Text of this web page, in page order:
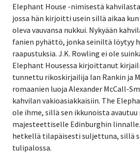
Elephant House -nimisestä
jossa hän kirjoitti usein sillä aikaa
oleva vauvansa nukkui. Nykyään
fanien pyhättö, jonka seiniltä löytyy
raapustuksia. J.K. Rowling ei ole
Elephant Housessa kirjoittanut
tunnettu rikoskirjailija Ian Rankin ja
romaanien luoja Alexander McCall-
kahvilan vakioasiakkaisiin. The
ole ihme, sillä sen ikkunoista avautuu
majesteettiselle Edinburghin
hetkellä tilapäisesti suljettuna, sillä
tulipalossa.